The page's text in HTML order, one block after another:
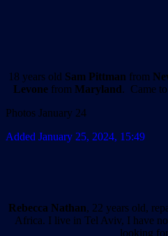
18 years old Sam Pittman from
Levone from Maryland. Came
Photos January 24
Added January 25, 2024, 15:49
Rebecca Nathan, 22 years old,
Africa. I live in Tel Aviv, I have
looking